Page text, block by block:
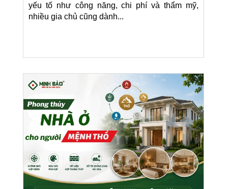
yếu tố như công năng, chi phí và thẩm mỹ,
nhiều gia chủ cũng dành...